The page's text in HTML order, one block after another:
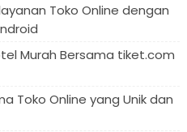
Toko Online dengan
Murah Bersama tiket.com
Toko Online yang Unik dan